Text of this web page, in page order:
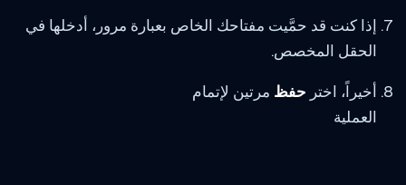
إذا كنت قد حمَّيت مفتاحك الخاص بعبارة مرور، أدخلها في
الحقل المخصص.
أخيراً، اخترحفظمرتين لإتمام
العملية